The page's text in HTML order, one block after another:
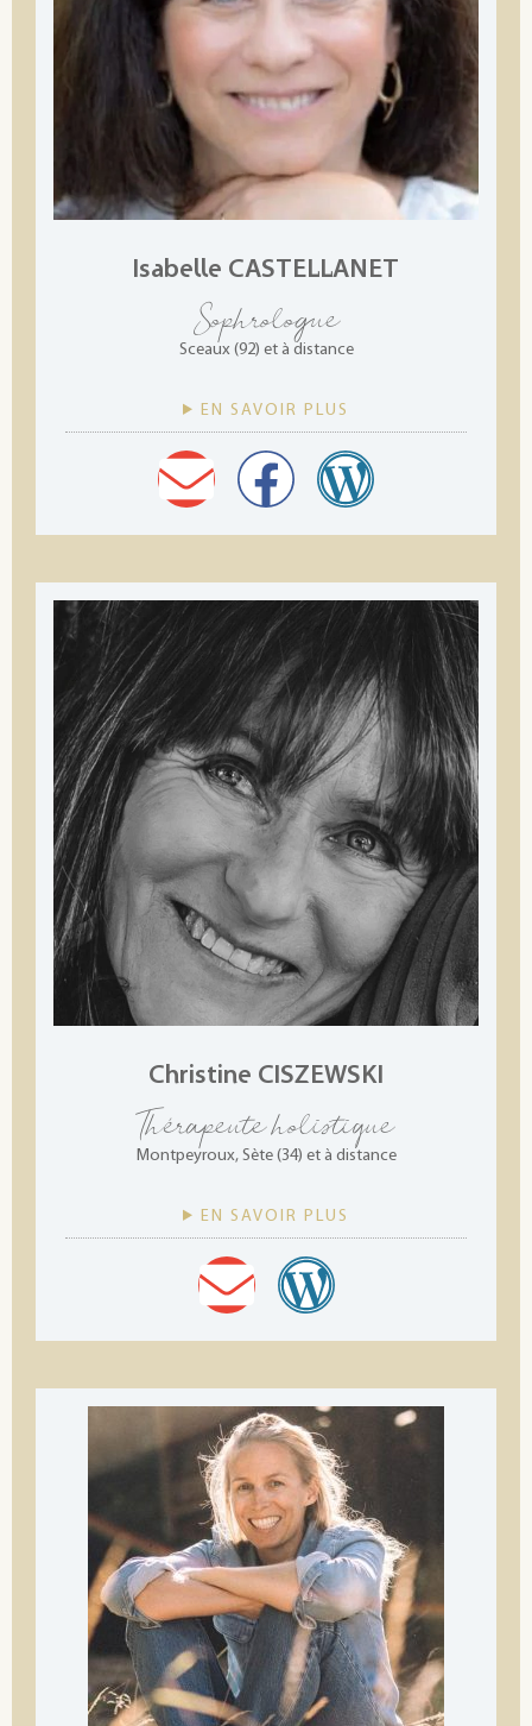
Isabelle CASTELLANET
Sophrologue
Sceaux (92) et à distance
EN SAVOIR PLUS
Christine CISZEWSKI
Thérapeute holistique
Montpeyroux, Sète (34) et à distance
EN SAVOIR PLUS